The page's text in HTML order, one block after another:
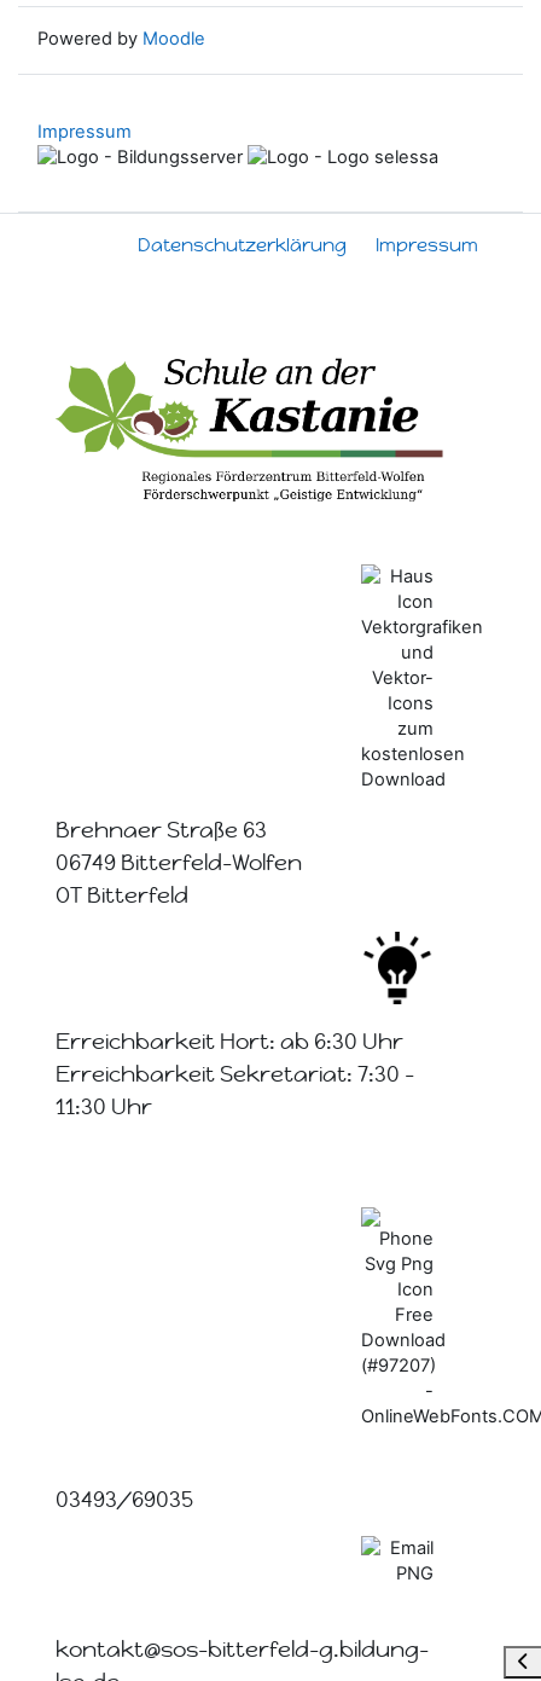
Powered by Moodle
Impressum
Datenschutzerklärung Impressum
Brehnaer Straße 63
06749 Bitterfeld-Wolfen
OT Bitterfeld
Erreichbarkeit Hort: ab 6:30 Uhr
Erreichbarkeit Sekretariat: 7:30 -
11:30 Uhr
03493/69035
kontakt@sos-bitterfeld-g.bildung-